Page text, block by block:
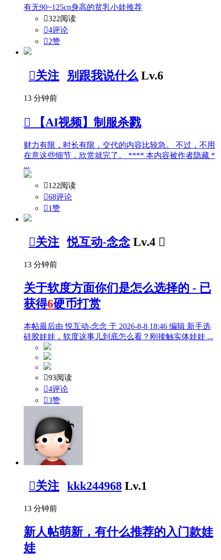
有无90~125cn身高的贫乳小娃推荐
322阅读
4评论
2赞
关注 别跟我说什么 Lv.6
13 分钟前
 【AI视频】制服杀戮
财力有限，时长有限，交代的内容比较急。 不过，不用
在意这些细节，欣赏就完了。 **** 本内容被作者隐藏 *
...
122阅读
68评论
1赞
关注 悦互动-念念 Lv.4 
13 分钟前
关于软度方面你们是怎么选择的 - 已
获得6硬币打赏
本帖最后由 悦互动-念念 于 2026-8-8 18:46 编辑 新手选
硅胶娃娃，软度这事儿到底怎么看？刚接触实体娃娃 ...
93阅读
4评论
3赞
关注 kkk244968 Lv.1
13 分钟前
新人帖萌新，有什么推荐的入门款娃
娃